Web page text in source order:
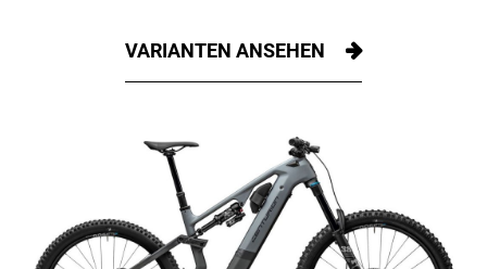
VARIANTEN ANSEHEN